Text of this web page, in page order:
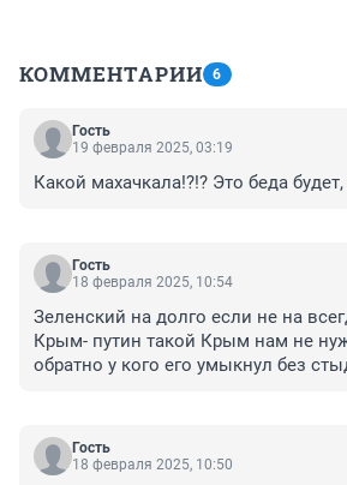
КОММЕНТАРИИ 6
Гость
19 февраля 2025, 03:19
Какой махачкала!?!? Это беда
Гость
18 февраля 2025, 10:54
Зеленский на долго если не на
Крым- путин такой Крым нам не
обратно у кого его умыкнул без
Гость
18 февраля 2025, 10:50